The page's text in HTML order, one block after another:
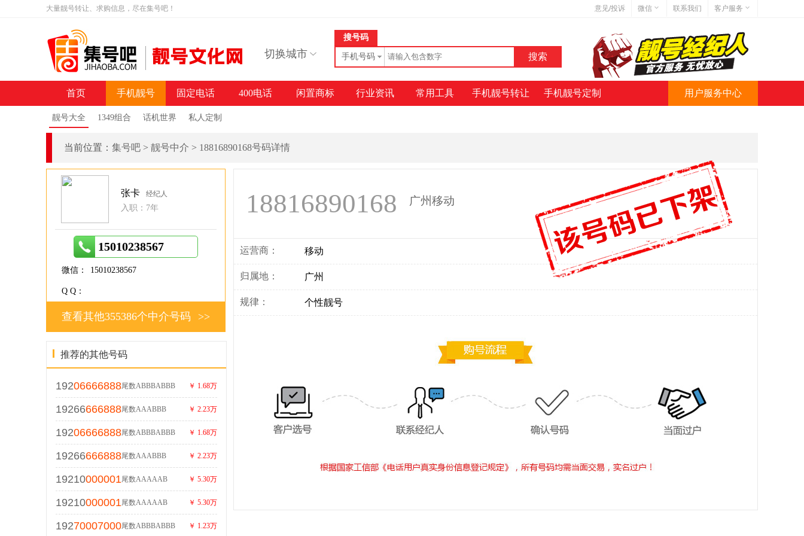
大量靓号转让、求购信息，尽在集号吧！ 意见/投诉 微信
微信号:jihaoba999
联系我们
客户服务
网站地图
网站简介
切换城市
搜号码
手机号码
首页 手机靓号
靓号大全 1349组合 话机世界 私人定制
固定电话 400电话 闲置商标 行业资讯 常用工具 手机靓号转让 手机靓号定制 用户服务中心
当前位置： 集号吧 > 靓号中介 > 18816890168号码详情
18816890168 广州移动
运营商： 移动
归属地： 广州
规律： 个性靓号
张卡 经纪人
入职：7年
15010238567
微信： 15010238567
Q Q：
>>
查看其他355386个中介号码
推荐的其他号码
19206666888尾数ABBBABBB ￥ 1.68万
19266666888尾数AAABBB ￥ 2.23万
19206666888尾数ABBBABBB ￥ 1.68万
19266666888尾数AAABBB ￥ 2.23万
19210000001尾数AAAAAB ￥ 5.30万
19210000001尾数AAAAAB ￥ 5.30万
19270007000尾数ABBBABBB ￥ 1.23万